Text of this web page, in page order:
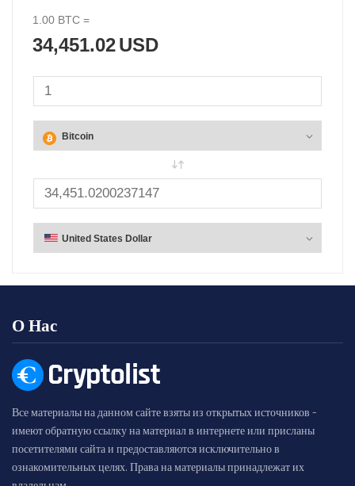
1.00 BTC =
34,451.02USD
О Нас
Все материалы на данном сайте взяты из открытых источников -
имеют обратную ссылку на материал в интернете или присланы
посетителями сайта и предоставляются исключительно в
ознакомительных целях. Права на материалы принадлежат их